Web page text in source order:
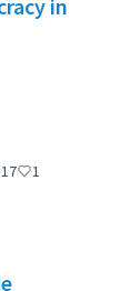
in
officiel
17
1